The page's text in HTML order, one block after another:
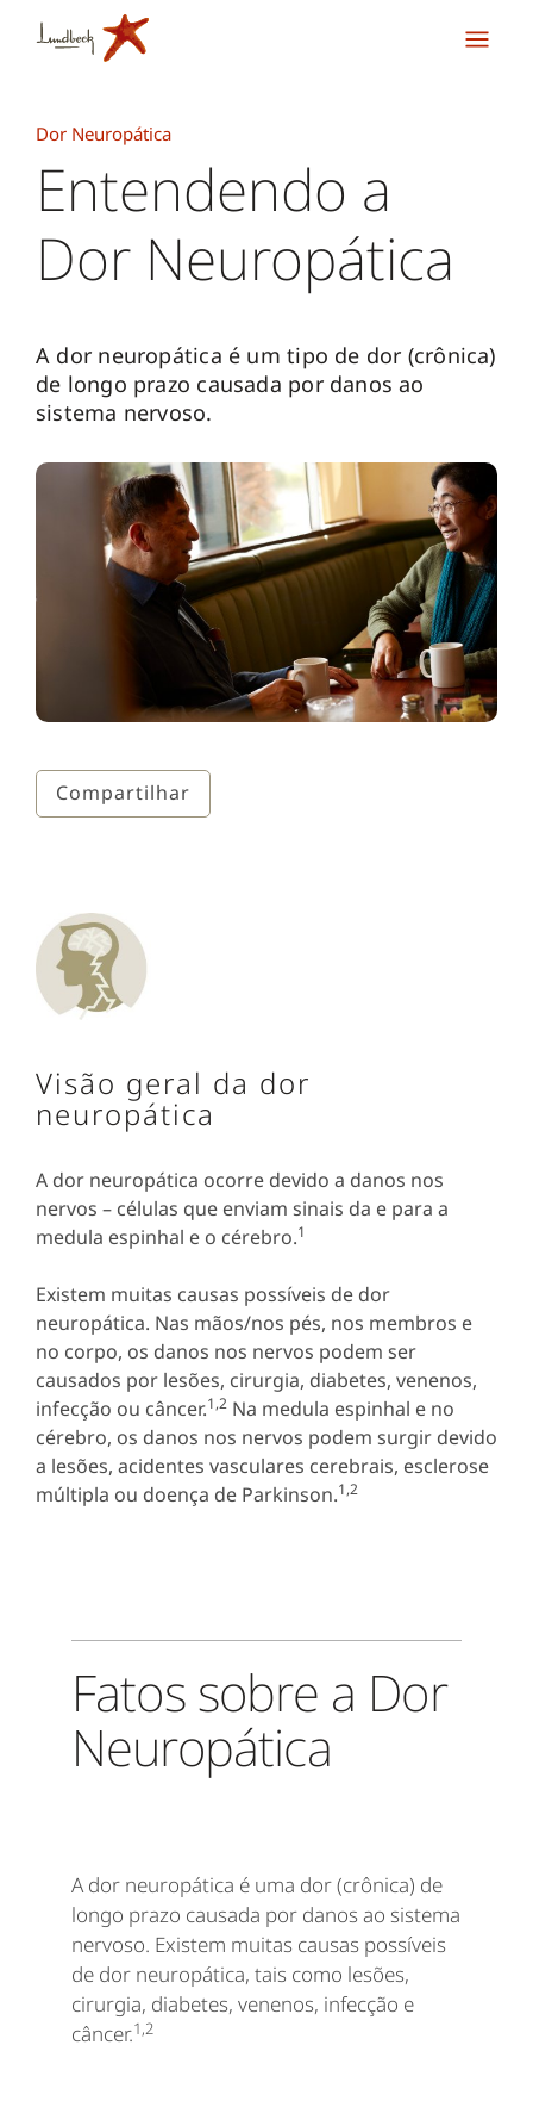
Compartilhar
Dor Neuropática
Entendendo a
Dor Neuropática
A dor neuropática é um tipo de dor (crônica)
de longo prazo causada por danos ao
sistema nervoso.
Visão geral da dor
neuropática
A dor neuropática ocorre devido a danos nos
nervos – células que enviam sinais da e para a
medula espinhal e o cérebro.1
Existem muitas causas possíveis de dor
neuropática. Nas mãos/nos pés, nos membros e
no corpo, os danos nos nervos podem ser
causados por lesões, cirurgia, diabetes, venenos,
infecção ou câncer.1,2 Na medula espinhal e no
cérebro, os danos nos nervos podem surgir devido
a lesões, acidentes vasculares cerebrais, esclerose
múltipla ou doença de Parkinson.1,2
Fatos sobre a Dor
Neuropática
A dor neuropática é uma dor (crônica) de
longo prazo causada por danos ao sistema
nervoso. Existem muitas causas possíveis
de dor neuropática, tais como lesões,
cirurgia, diabetes, venenos, infecção e
câncer.1,2